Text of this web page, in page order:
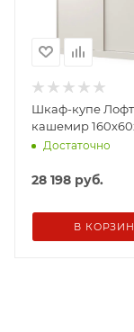
Шкаф-купе Лофт
кашемир
Достаточно
28 198 руб.
В